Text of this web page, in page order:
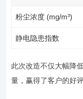
粉尘浓度 (mg/m³)
静电隐患指数
此次改造不仅大幅降
量，赢得了客户的好评